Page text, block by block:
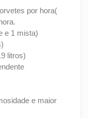
por hora(
e 1 mista)
litros)
e maior